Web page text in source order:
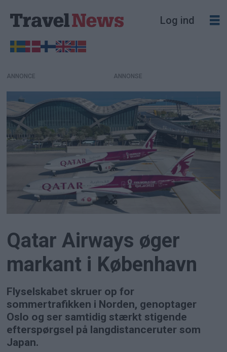
Log ind
ANNONCE
Qatar Airways øger
markant i København
Flyselskabet skruer op for
sommertrafikken i Norden, genoptager
Oslo og ser samtidig stærkt stigende
efterspørgsel på langdistanceruter som
Japan.